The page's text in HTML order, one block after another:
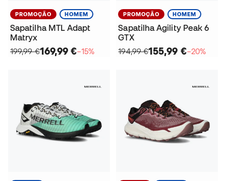
PROMOÇÃO HOMEM
Sapatilha MTL Adapt
Matryx
199,99 €169,99 €−15%
PROMOÇÃO HOMEM
Sapatilha Agility Peak 6
GTX
194,99 €155,99 €−20%